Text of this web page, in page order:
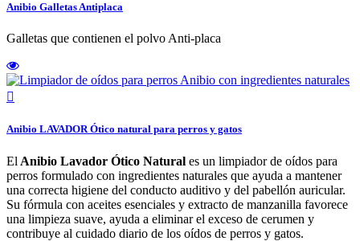
Anibio Galletas Antiplaca
Galletas que contienen el polvo Anti-placa

Anibio LAVADOR Ótico natural para perros y gatos
El Anibio Lavador Ótico Natural es un limpiador de oídos para
perros formulado con ingredientes naturales que ayuda a mantener
una correcta higiene del conducto auditivo y del pabellón auricular.
Su fórmula con aceites esenciales y extracto de manzanilla favorece
una limpieza suave, ayuda a eliminar el exceso de cerumen y
contribuye al cuidado diario de los oídos de perros y gatos.